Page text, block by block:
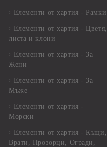
Елементи от хартия - Рамки
Елементи от хартия - Цветя,
листа и клони
Елементи от хартия - За
Жени
Елементи от хартия - За
Мъже
Елементи от хартия -
Морски
Елементи от хартия - Къщи,
Врати, Прозорци, Огради,